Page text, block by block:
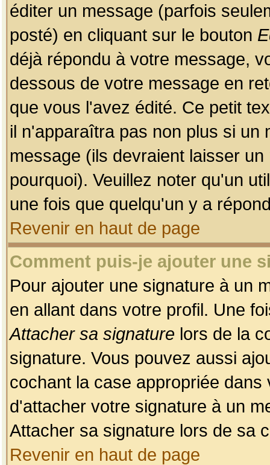
éditer un message (parfois
posté) en cliquant sur le bouton
déjà répondu à votre message,
dessous de votre message en
que vous l'avez édité. Ce petit
il n'apparaîtra pas non plus si un
message (ils devraient laisser
pourquoi). Veuillez noter qu'un
une fois que quelqu'un y a
Revenir en haut de page
Comment puis-je ajouter une
Pour ajouter une signature à un
en allant dans votre profil. Une
Attacher sa signature lors de la
signature. Vous pouvez aussi
cochant la case appropriée
d'attacher votre signature à un
Attacher sa signature lors de sa
Revenir en haut de page